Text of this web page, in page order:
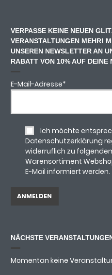
VERPASSE KEINE NEUEN
VERANSTALTUNGEN MEHR!
UNSEREN NEWSLETTER AN
RABATT VON 10% AUF
E-Mail-Adresse*
Ich möchte
Datenschutzerklärung
widerruflich zu
Warensortiment
E-Mail informiert werden.
NÄCHSTE
Momentan keine